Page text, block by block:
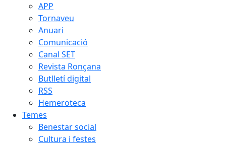
APP
Tornaveu
Anuari
Comunicació
Canal SET
Revista Ronçana
Butlletí digital
RSS
Hemeroteca
Temes
Benestar social
Cultura i festes